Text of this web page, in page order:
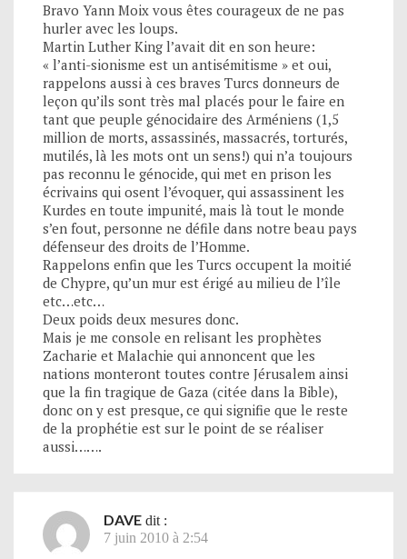
Bravo Yann Moix vous êtes courageux de ne pas
hurler avec les loups.
Martin Luther King l’avait dit en son heure:
« l’anti-sionisme est un antisémitisme » et oui,
rappelons aussi à ces braves Turcs donneurs de
leçon qu’ils sont très mal placés pour le faire en
tant que peuple génocidaire des Arméniens (1,5
million de morts, assassinés, massacrés, torturés,
mutilés, là les mots ont un sens!) qui n’a toujours
pas reconnu le génocide, qui met en prison les
écrivains qui osent l’évoquer, qui assassinent les
Kurdes en toute impunité, mais là tout le monde
s’en fout, personne ne défile dans notre beau pays
défenseur des droits de l’Homme.
Rappelons enfin que les Turcs occupent la moitié
de Chypre, qu’un mur est érigé au milieu de l’île
etc…etc…
Deux poids deux mesures donc.
Mais je me console en relisant les prophètes
Zacharie et Malachie qui annoncent que les
nations monteront toutes contre Jérusalem ainsi
que la fin tragique de Gaza (citée dans la Bible),
donc on y est presque, ce qui signifie que le reste
de la prophétie est sur le point de se réaliser
aussi…….
DAVE dit :
7 juin 2010 à 2:54